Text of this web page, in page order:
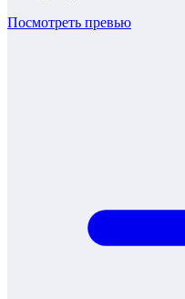
Посмотреть превью